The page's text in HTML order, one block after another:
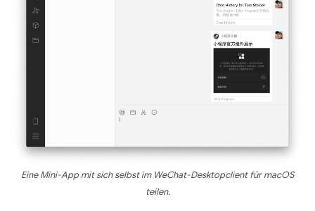
Eine Mini-App mit sich selbst im WeChat-Desktopclient für macOS
teilen.